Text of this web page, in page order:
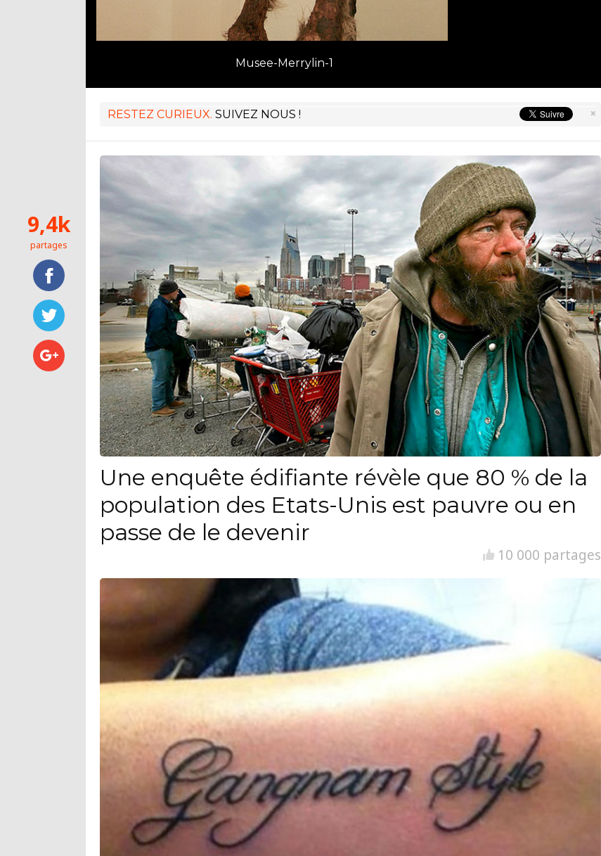
Musee-Merrylin-1
×
RESTEZ CURIEUX. SUIVEZ NOUS !
Une enquête édifiante révèle que 80 % de la
population des Etats-Unis est pauvre ou en
passe de le devenir
10 000 partages
9,4k
partages